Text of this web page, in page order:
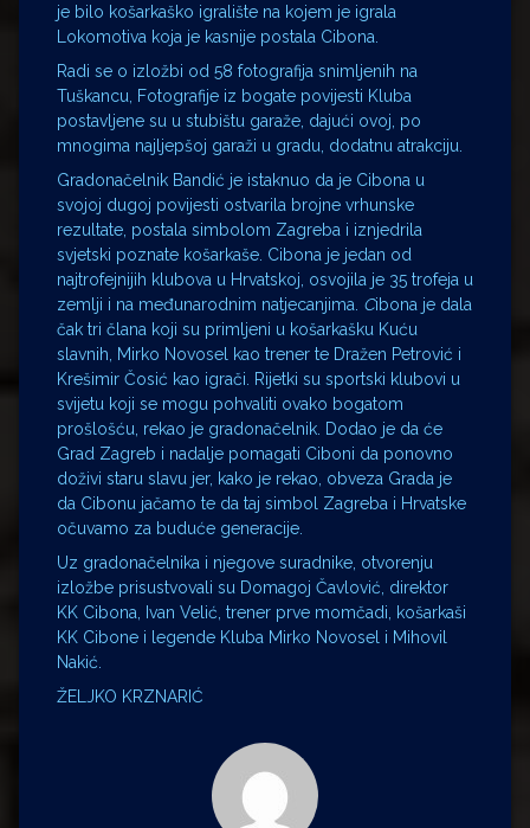
je bilo košarkaško igralište na kojem je igrala
Lokomotiva koja je kasnije postala Cibona.
Radi se o izložbi od 58 fotografija snimljenih na
Tuškancu, Fotografije iz bogate povijesti Kluba
postavljene su u stubištu garaže, dajući ovoj, po
mnogima najljepšoj garaži u gradu, dodatnu atrakciju.
Gradonačelnik Bandić je istaknuo da je Cibona u
svojoj dugoj povijesti ostvarila brojne vrhunske
rezultate, postala simbolom Zagreba i iznjedrila
svjetski poznate košarkaše. Cibona je jedan od
najtrofejnijih klubova u Hrvatskoj, osvojila je 35 trofeja u
zemlji i na međunarodnim natjecanjima. Cibona je dala
čak tri člana koji su primljeni u košarkašku Kuću
slavnih, Mirko Novosel kao trener te Dražen Petrović i
Krešimir Čosić kao igrači. Rijetki su sportski klubovi u
svijetu koji se mogu pohvaliti ovako bogatom
prošlošću, rekao je gradonačelnik. Dodao je da će
Grad Zagreb i nadalje pomagati Ciboni da ponovno
doživi staru slavu jer, kako je rekao, obveza Grada je
da Cibonu jačamo te da taj simbol Zagreba i Hrvatske
očuvamo za buduće generacije.
Uz gradonačelnika i njegove suradnike, otvorenju
izložbe prisustvovali su Domagoj Čavlović, direktor
KK Cibona, Ivan Velić, trener prve momčadi, košarkaši
KK Cibone i legende Kluba Mirko Novosel i Mihovil
Nakić.
ŽELJKO KRZNARIĆ